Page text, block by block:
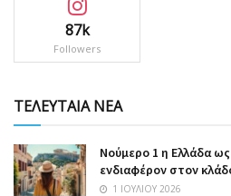
87k
Followers
ΤΕΛΕΥΤΑΙΑ ΝΕΑ
Nούμερο 1 η Ελλάδα
ενδιαφέρον στον
1 ΙΟΥΛΊΟΥ 2026